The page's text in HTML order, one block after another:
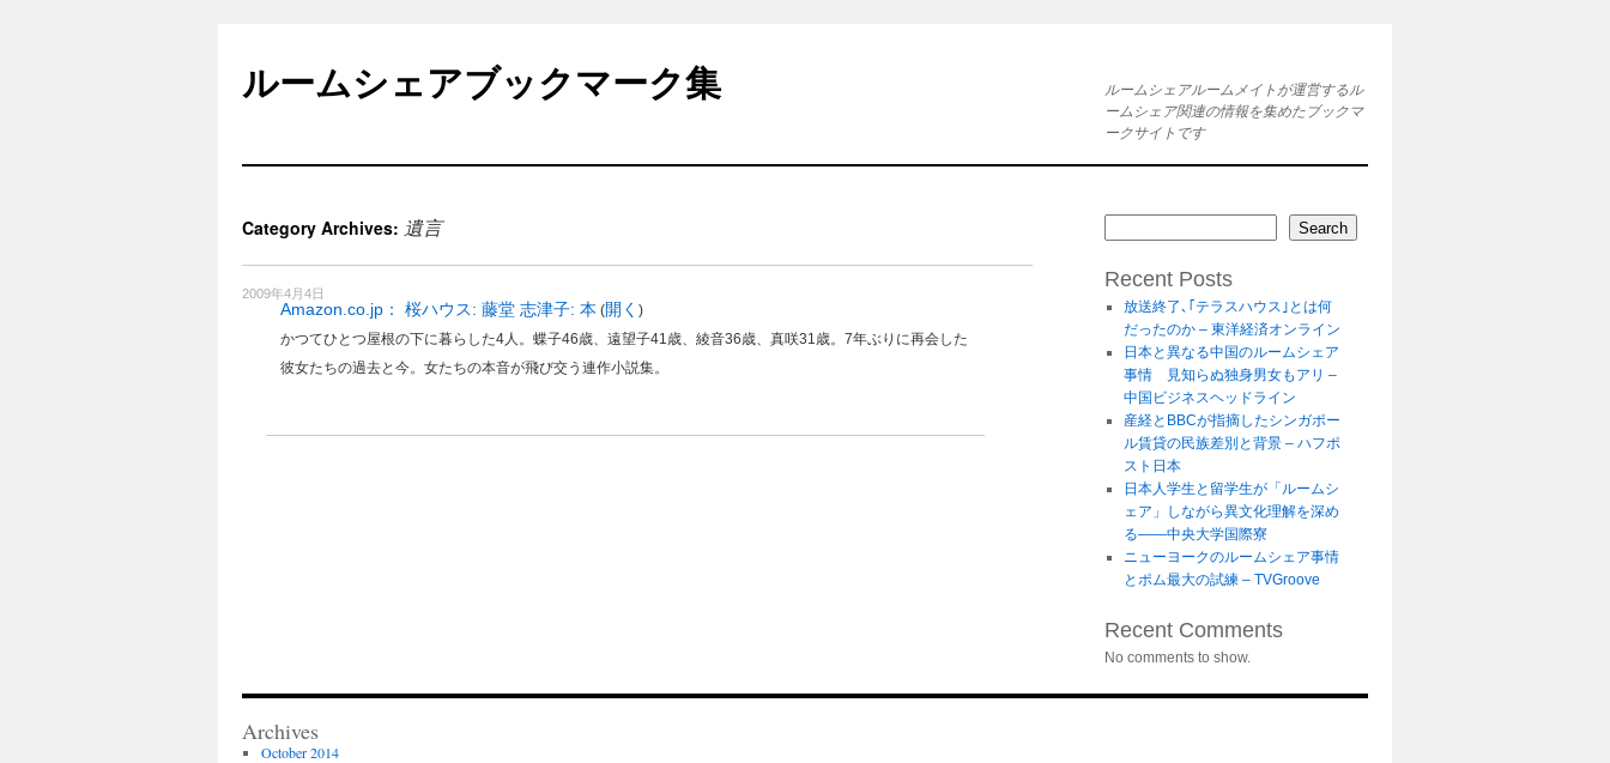
content
ルームシェアブックマーク集
ルームシェアルームメイトが運営するル
ームシェア関連の情報を集めたブックマ
ークサイトです
Category Archives: 遺言
2009年4月4日
Amazon.co.jp： 桜ハウス: 藤堂 志津子: 本 (開く )
かつてひとつ屋根の下に暮らした4人。蝶子46歳、遠望子41歳、綾音36歳、真咲31歳。7年ぶりに再会した
彼女たちの過去と今。女たちの本音が飛び交う連作小説集。
Search
Recent Posts
放送終了､｢テラスハウス｣とは何
だったのか – 東洋経済オンライン
日本と異なる中国のルームシェア
事情 見知らぬ独身男女もアリ –
中国ビジネスヘッドライン
産経とBBCが指摘したシンガポー
ル賃貸の民族差別と背景 – ハフポ
スト日本
日本人学生と留学生が「ルームシ
ェア」しながら異文化理解を深め
る――中央大学国際寮
ニューヨークのルームシェア事情
とポム最大の試練 – TVGroove
Recent Comments
No comments to show.
Archives
October 2014